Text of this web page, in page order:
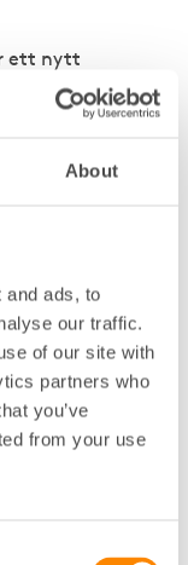
About
and ads, to
our traffic.
of our site with
partners who
you’ve
from your use
ett nytt
innebär att fler
För
kan
så länge den
än 30
i ett
mot förbud